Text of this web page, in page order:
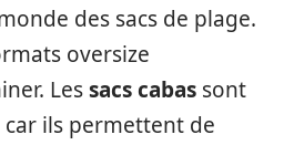
des sacs de plage.
oversize
Lessacs cabas sont
ils permettent de